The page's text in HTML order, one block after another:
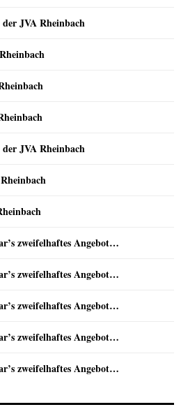
JVA Rheinbach
JVA Rheinbach
zweifelhaftes Angebot…
zweifelhaftes Angebot…
zweifelhaftes Angebot…
zweifelhaftes Angebot…
zweifelhaftes Angebot…